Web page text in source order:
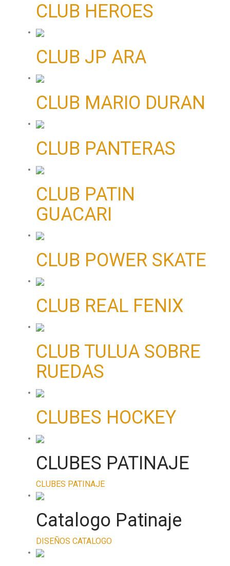
CLUB HEROES
CLUB JP ARA
CLUB MARIO DURAN
CLUB PANTERAS
CLUB PATIN
GUACARI
CLUB POWER SKATE
CLUB REAL FENIX
CLUB TULUA SOBRE
RUEDAS
CLUBES HOCKEY
CLUBES PATINAJE
CLUBES PATINAJE
Catalogo Patinaje
DISEÑOS CATALOGO